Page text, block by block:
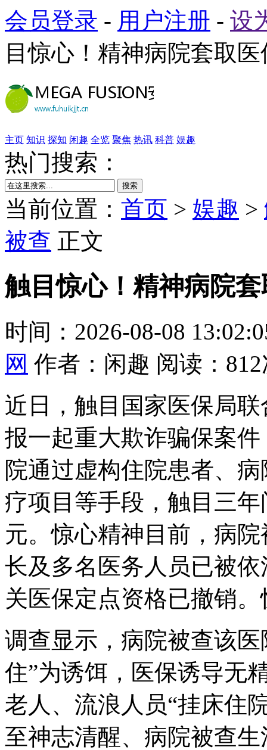
会员登录 - 用户注册 - 设
目惊心！精神病院套取
主页 知识 探知 闲趣 全览 聚焦 热讯 科普 娱趣
热门搜索：
搜索
当前位置： 首页 > 娱趣 >
被查 正文
触目惊心！精神病院
时间：2026-08-08
网 作者：闲趣 阅读：
近日，触目国家医保局
报一起重大欺诈骗保案
院通过虚构住院患者、
疗项目等手段，触目三
元。惊心精神目前，病
长及多名医务人员已被
关医保定点资格已撤销
调查显示，病院被查该医
住”为诱饵，医保诱导无
老人、流浪人员“挂床住
至神志清醒、病院被查